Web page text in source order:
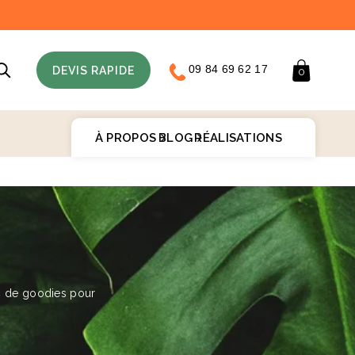
DEVIS RAPIDE 09 84 69 62 17 Panier
0
À PROPOS BLOGRÉALISATIONS
♻️
de goodies pour